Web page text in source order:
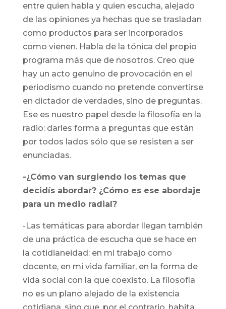
entre quien habla y quien escucha, alejado
de las opiniones ya hechas que se trasladan
como productos para ser incorporados
como vienen. Habla de la tónica del propio
programa más que de nosotros. Creo que
hay un acto genuino de provocación en el
periodismo cuando no pretende convertirse
en dictador de verdades, sino de preguntas.
Ese es nuestro papel desde la filosofía en la
radio: darles forma a preguntas que están
por todos lados sólo que se resisten a ser
enunciadas.
-¿Cómo van surgiendo los temas que
decidís abordar? ¿Cómo es ese abordaje
para un medio radial?
-Las temáticas para abordar llegan también
de una práctica de escucha que se hace en
la cotidianeidad: en mi trabajo como
docente, en mi vida familiar, en la forma de
vida social con la que coexisto. La filosofía
no es un plano alejado de la existencia